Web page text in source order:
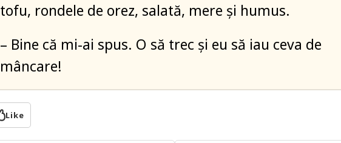
tofu, rondele de orez, salată, mere și humus.
– Bine că mi-ai spus. O să trec și eu să iau ceva de
mâncare!
Like